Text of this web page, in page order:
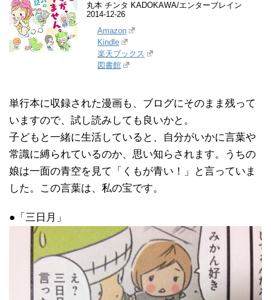
丸本 チンタ KADOKAWA/エンターブレイン
2014-12-26
Amazon
Kindle
楽天ブックス
図書館
単行本に収録された漫画も、ブログにそのまま残って
いますので、試し読みしても良いかと。
子どもと一緒に生活していると、自分がいかに言葉や
常識に縛られているのか、思い知らされます。うちの
娘は一面の青空を見て「くもが青い！」と言っていま
した。この言葉は、私の宝です。
●「三日月」